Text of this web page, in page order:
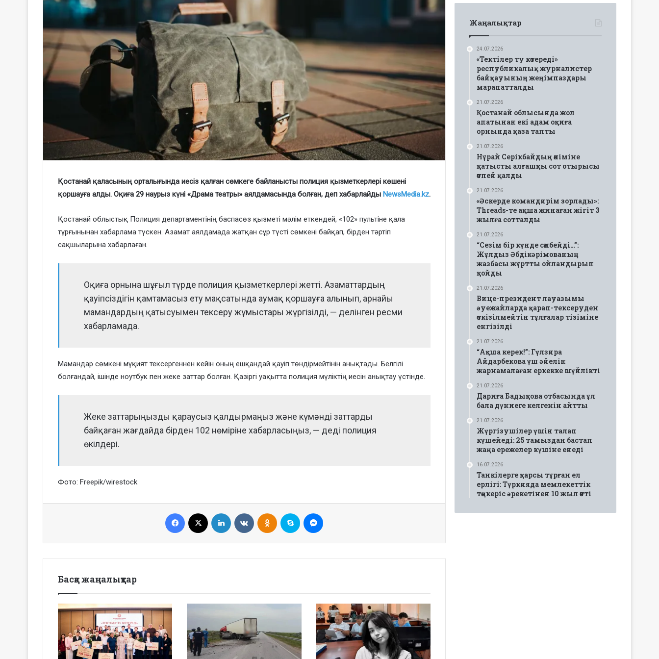
Қостанай қаласының орталығында иесіз қалған сөмкеге байланысты полиция қызметкерлері көшені
қоршауға алды. Оқиға 29 наурыз күні «Драма театры» аялдамасында болған, деп хабарлайды NewsMedia.kz.
Қостанай облыстық Полиция департаментінің баспасөз қызметі мәлім еткендей, «102» пультіне қала
тұрғынынан хабарлама түскен. Азамат аялдамада жатқан сұр түсті сөмкені байқап, бірден тәртіп
сақшыларына хабарлаған.
Оқиға орнына шұғыл түрде полиция қызметкерлері жетті. Азаматтардың
қауіпсіздігін қамтамасыз ету мақсатында аумақ қоршауға алынып, арнайы
мамандардың қатысуымен тексеру жұмыстары жүргізілді, — делінген ресми
хабарламада.
Мамандар сөмкені мұқият тексергеннен кейін оның ешқандай қауіп төндірмейтінін анықтады. Белгілі
болғандай, ішінде ноутбук пен жеке заттар болған. Қазіргі уақытта полиция мүліктің иесін анықтау үстінде.
Жеке заттарыңызды қараусыз қалдырмаңыз және күмәнді заттарды
байқаған жағдайда бірден 102 нөміріне хабарласыңыз, — деді полиция
өкілдері.
Фото: Freepik/wirestock
Facebook LinkedIn VKontakteOdnoklassniki
Skype
Басқа жаңалықтар
Жаңалықтар
24.07.2026
«Тектілер ту көтереді»
республикалық журналистер
байқауының жеңімпаздары
марапатталды
21.07.2026
Қостанай облысында жол
апатынан екі адам оқиға
орнында қаза тапты
21.07.2026
Нұрай Серікбайдың өліміне
қатысты алғашқы сот отырысы
өтпей қалды
21.07.2026
«Әскерде командирім зорлады»:
Threads-те ақша жинаған жігіт 3
жылға сотталды
21.07.2026
“Сезім бір күнде сөнбейді…”:
Жұлдыз Әбдікәрімованың
жазбасы жұртты ойландырып
қойды
21.07.2026
Вице-президент лауазымы
әуежайларда қарап-тексеруден
өткізілмейтін тұлғалар тізіміне
енгізілді
21.07.2026
“Ақша керек!”: Гүлзира
Айдарбекова үш әйелін
жарнамалаған еркекке шүйлікті
21.07.2026
Дариға Бадықова отбасында ұл
бала дүниеге келгенін айтты
21.07.2026
Жүргізушілер үшін талап
күшейеді: 25 тамыздан бастап
жаңа ережелер күшіне енеді
16.07.2026
Танкілерге қарсы тұрған ел
ерлігі: Түркияда мемлекеттік
төңкеріс әрекетінен 10 жыл өтті